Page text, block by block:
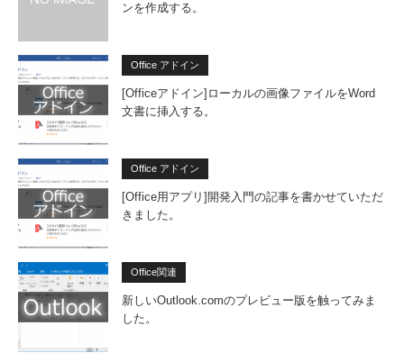
ンを作成する。
Office アドイン
[Officeアドイン]ローカルの画像ファイルをWord
文書に挿入する。
Office アドイン
[Office用アプリ]開発入門の記事を書かせていただ
きました。
Office関連
新しいOutlook.comのプレビュー版を触ってみま
した。